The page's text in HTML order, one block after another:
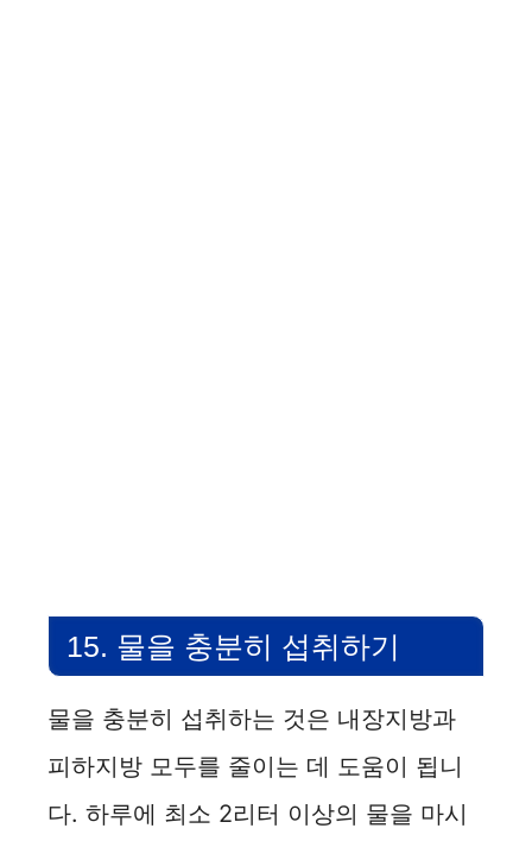
15. 물을 충분히 섭취하기
물을 충분히 섭취하는 것은 내장지방과
피하지방 모두를 줄이는 데 도움이 됩니
다. 하루에 최소 2리터 이상의 물을 마시